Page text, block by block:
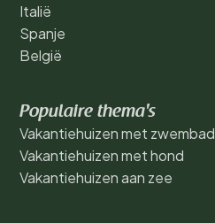
Italië
Spanje
België
Populaire thema's
Vakantiehuizen met zwembad
Vakantiehuizen met hond
Vakantiehuizen aan zee